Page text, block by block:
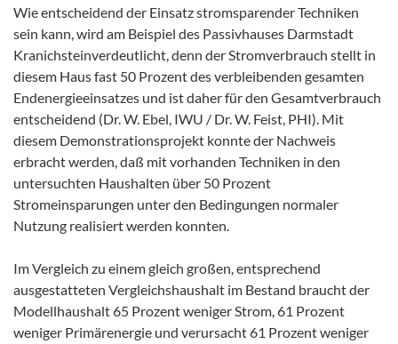
Wie entscheidend der Einsatz stromsparender Techniken
sein kann, wird am Beispiel des Passivhauses Darmstadt
Kranichsteinverdeutlicht, denn der Stromverbrauch stellt in
diesem Haus fast 50 Prozent des verbleibenden gesamten
Endenergieeinsatzes und ist daher für den Gesamtverbrauch
entscheidend (Dr. W. Ebel, IWU / Dr. W. Feist, PHI). Mit
diesem Demonstrationsprojekt konnte der Nachweis
erbracht werden, daß mit vorhanden Techniken in den
untersuchten Haushalten über 50 Prozent
Stromeinsparungen unter den Bedingungen normaler
Nutzung realisiert werden konnten.
Im Vergleich zu einem gleich großen, entsprechend
ausgestatteten Vergleichshaushalt im Bestand braucht der
Modellhaushalt 65 Prozent weniger Strom, 61 Prozent
weniger Primärenergie und verursacht 61 Prozent weniger